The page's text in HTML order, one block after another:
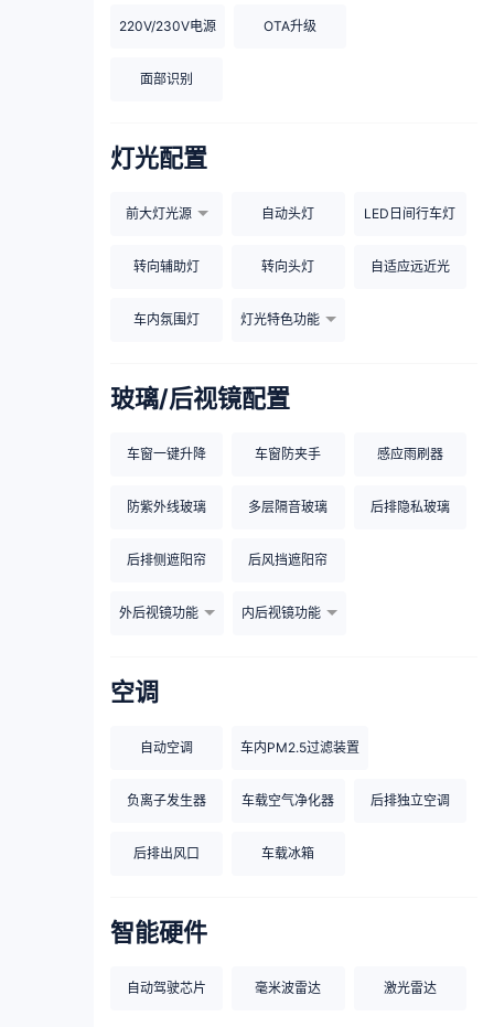
220V/230V电源 OTA升级
面部识别
灯光配置
前大灯光源 自动头灯 LED日间行车灯
转向辅助灯 转向头灯 自适应远近光
车内氛围灯 灯光特色功能
玻璃/后视镜配置
车窗一键升降 车窗防夹手 感应雨刷器
防紫外线玻璃 多层隔音玻璃 后排隐私玻璃
后排侧遮阳帘 后风挡遮阳帘
外后视镜功能 内后视镜功能
空调
自动空调 车内PM2.5过滤装置
负离子发生器 车载空气净化器 后排独立空调
后排出风口 车载冰箱
智能硬件
自动驾驶芯片 毫米波雷达 激光雷达